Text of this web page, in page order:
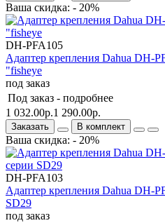
Ваша скидка: - 20%
DH-PFA105
Адаптер крепления Dahua DH-
"fisheye
под заказ
Под заказ - подробнее
1 032.00р.1 290.00р.
Заказать В комплект
Ваша скидка: - 20%
DH-PFA103
Адаптер крепления Dahua DH-
SD29
под заказ